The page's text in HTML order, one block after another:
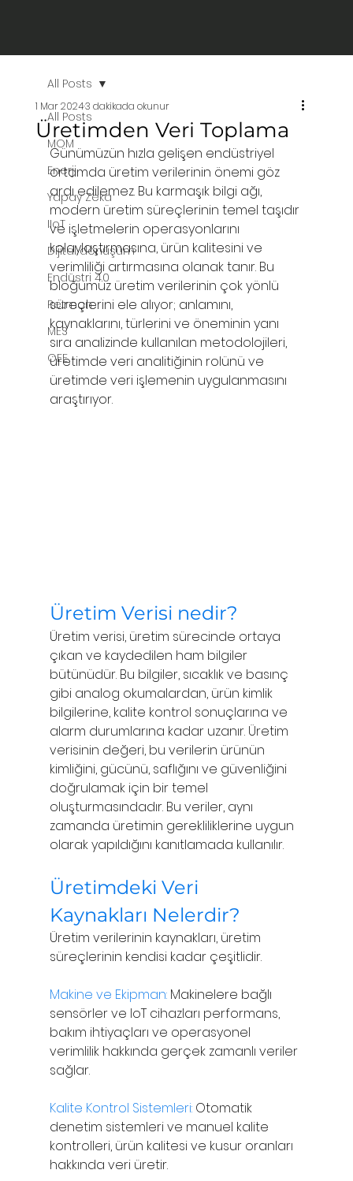
All Posts
MOM
Enerji
Yapay Zeka
IIoT
Dijital dönüşüm
Endüstri 4.0
Retmon
MES
OEE
All Posts
Üretimden Veri Toplama
1 Mar 20243 dakikada okunur
Günümüzün hızla gelişen endüstriyel
ortamda üretim verilerinin önemi göz
ardı edilemez. Bu karmaşık bilgi ağı,
modern üretim süreçlerinin temel taşıdır
ve işletmelerin operasyonlarını
kolaylaştırmasına, ürün kalitesini ve
verimliliği artırmasına olanak tanır. Bu
bloğumuz üretim verilerinin çok yönlü
süreçlerini ele alıyor; anlamını,
kaynaklarını, türlerini ve öneminin yanı
sıra analizinde kullanılan metodolojileri,
üretimde veri analitiğinin rolünü ve
üretimde veri işlemenin uygulanmasını
araştırıyor.
Üretim Verisi nedir?
Üretim verisi, üretim sürecinde ortaya
çıkan ve kaydedilen ham bilgiler
bütünüdür. Bu bilgiler, sıcaklık ve basınç
gibi analog okumalardan, ürün kimlik
bilgilerine, kalite kontrol sonuçlarına ve
alarm durumlarına kadar uzanır. Üretim
verisinin değeri, bu verilerin ürünün
kimliğini, gücünü, saflığını ve güvenliğini
doğrulamak için bir temel
oluşturmasındadır. Bu veriler, aynı
zamanda üretimin gerekliliklerine uygun
olarak yapıldığını kanıtlamada kullanılır.
Üretimdeki Veri
Kaynakları Nelerdir?
Üretim verilerinin kaynakları, üretim
süreçlerinin kendisi kadar çeşitlidir.
Makine ve Ekipman: Makinelere bağlı
sensörler ve IoT cihazları performans,
bakım ihtiyaçları ve operasyonel
verimlilik hakkında gerçek zamanlı veriler
sağlar.
Kalite Kontrol Sistemleri: Otomatik
denetim sistemleri ve manuel kalite
kontrolleri, ürün kalitesi ve kusur oranları
hakkında veri üretir.